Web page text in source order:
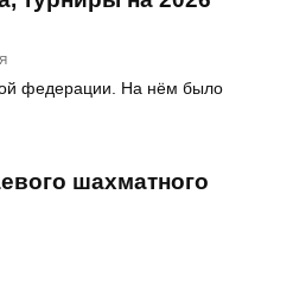
федерации. На нём было
шахматного